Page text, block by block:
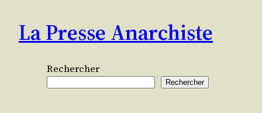
contenu
La Presse Anarchiste
Rechercher
Rechercher